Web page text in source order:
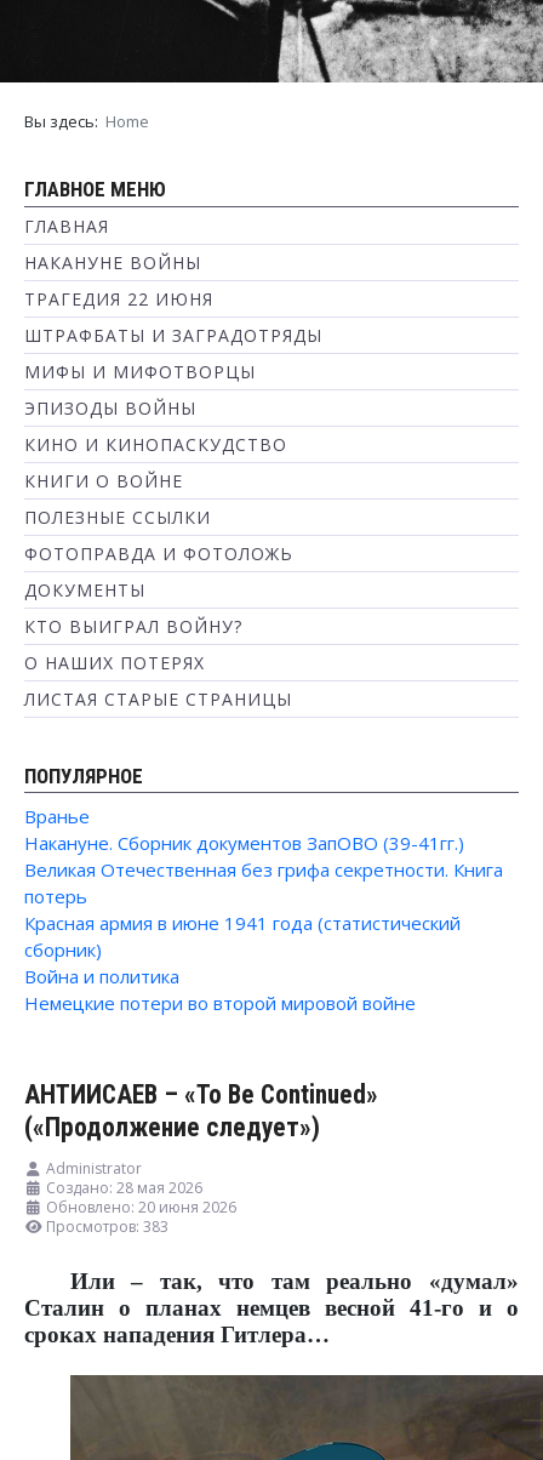
Вы здесь: Home
ГЛАВНОЕ МЕНЮ
ГЛАВНАЯ
НАКАНУНЕ ВОЙНЫ
ТРАГЕДИЯ 22 ИЮНЯ
ШТРАФБАТЫ И ЗАГРАДОТРЯДЫ
МИФЫ И МИФОТВОРЦЫ
ЭПИЗОДЫ ВОЙНЫ
КИНО И КИНОПАСКУДСТВО
КНИГИ О ВОЙНЕ
ПОЛЕЗНЫЕ ССЫЛКИ
ФОТОПРАВДА И ФОТОЛОЖЬ
ДОКУМЕНТЫ
КТО ВЫИГРАЛ ВОЙНУ?
О НАШИХ ПОТЕРЯХ
ЛИСТАЯ СТАРЫЕ СТРАНИЦЫ
ПОПУЛЯРНОЕ
Вранье
Накануне. Сборник документов ЗапОВО (39-41гг.)
Великая Отечественная без грифа секретности. Книга
потерь
Красная армия в июне 1941 года (статистический
сборник)
Война и политика
Немецкие потери во второй мировой войне
АНТИИСАЕВ – «To Be Continued»
(«Продолжение следует»)
Administrator
Создано: 28 мая 2026
Обновлено: 20 июня 2026
Просмотров: 383
Или – так, что там реально «думал»
Сталин о планах немцев весной 41-го и о
сроках нападения Гитлера…